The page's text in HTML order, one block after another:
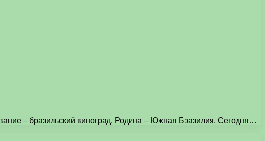
– бразильский виноград. Родина – Южная Бразилия. Сегодня…